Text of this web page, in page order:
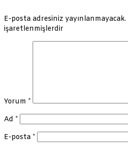
E-posta adresiniz yayınlanmayacak.
işaretlenmişlerdir
Yorum *
Ad *
E-posta *